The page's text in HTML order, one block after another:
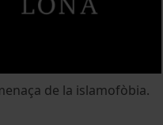
de la islamofòbia.